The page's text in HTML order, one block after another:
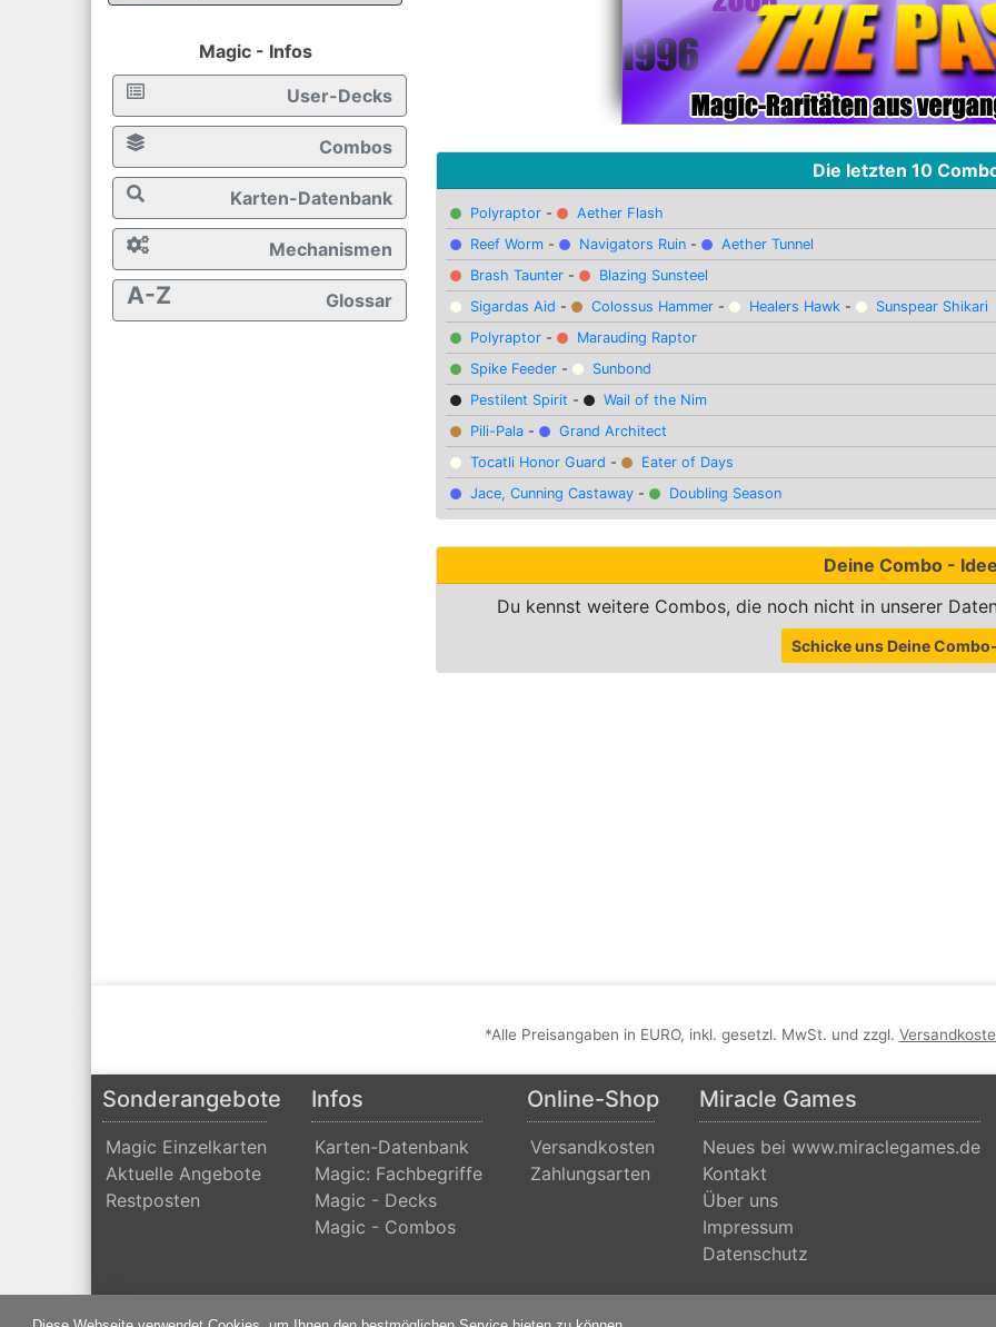
Magic - Infos
User-Decks
Combos
Karten-Datenbank
Mechanismen
A-Z Glossar
Die letzten 10
Polyraptor -
Aether Flash
Reef Worm - Navigators Ruin -
Aether Tunnel
Brash Taunter -
Blazing Sunsteel
Sigardas Aid - Colossus Hammer - Healers Hawk -
Sunspear Shikari
Polyraptor -
Marauding Raptor
Spike Feeder -
Sunbond
Pestilent Spirit -
Wail of the Nim
Pili-Pala -
Grand Architect
Tocatli Honor Guard -
Eater of Days
Jace, Cunning Castaway - Doubling Season
Deine Combo -
Du kennst weitere Combos, die noch nicht in unserer
Schicke uns Deine
*Alle Preisangaben in EURO, inkl. gesetzl. MwSt. und zzgl.
Sonderangebote
Magic Einzelkarten
Aktuelle Angebote
Restposten
Infos
Karten-Datenbank
Magic: Fachbegriffe
Magic - Decks
Magic - Combos
Online-Shop
Versandkosten
Zahlungsarten
Miracle Games
Neues bei www.miraclegames.de
Kontakt
Über uns
Impressum
Datenschutz
© 2001-2026